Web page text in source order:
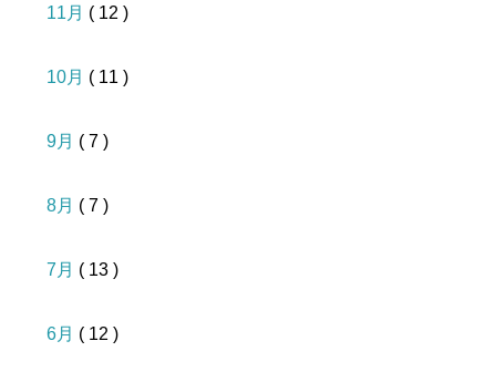
11月 ( 12 )
10月 ( 11 )
9月 ( 7 )
8月 ( 7 )
7月 ( 13 )
6月 ( 12 )